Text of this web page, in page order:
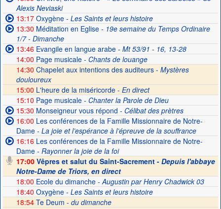
Alexis Neviaski
13:17Oxygène- Les Saints et leurs histoire
13:30 Méditation en Eglise- 19e semaine du Temps Ordinaire
1/7 - Dimanche
13:46Evangile en langue arabe- Mt 53/91 - 16, 13-28
14:00 Page musicale- Chants de louange
14:30 Chapelet aux intentions des auditeurs - Mystères
douloureux
15:00 L'heure de la miséricorde - En direct
15:10 Page musicale- Chanter la Parole de Dieu
15:30 Monseigneur vous répond - Célibat des prètres
16:00 Les conférences de la Famille Missionnaire de Notre-
Dame- La joie et l’espérance à l’épreuve de la souffrance
16:16Les conférences de la Famille Missionnaire de Notre-
Dame- Rayonner la joie de la foi
17:00Vêpres et salut du Saint-Sacrement - Depuis l'abbaye
Notre-Dame de Triors, en direct
18:00 Ecole du dimanche- Augustin par Henry Chadwick 03
18:40 Oxygène- Les Saints et leurs histoire
18:54Te Deum - du dimanche